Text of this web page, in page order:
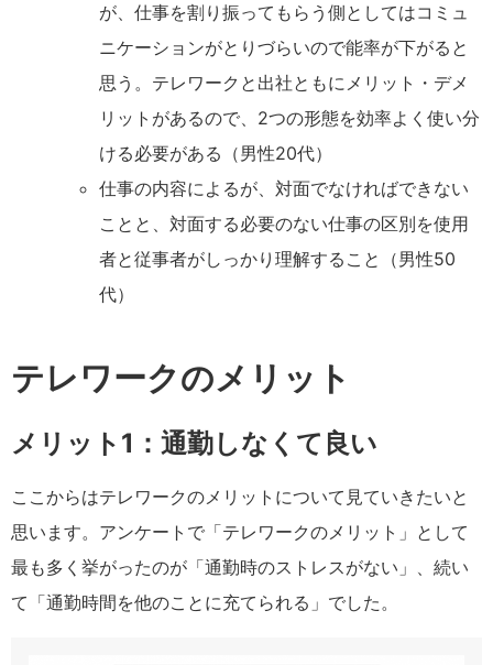
が、仕事を割り振ってもらう側としてはコミュ
ニケーションがとりづらいので能率が下がると
思う。テレワークと出社ともにメリット・デメ
リットがあるので、2つの形態を効率よく使い分
ける必要がある（男性20代）
仕事の内容によるが、対面でなければできない
ことと、対面する必要のない仕事の区別を使用
者と従事者がしっかり理解すること（男性50
代）
テレワークのメリット
メリット1：通勤しなくて良い
ここからはテレワークのメリットについて見ていきたいと
思います。アンケートで「テレワークのメリット」として
最も多く挙がったのが「通勤時のストレスがない」、続い
て「通勤時間を他のことに充てられる」でした。